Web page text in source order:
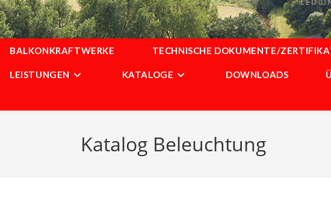
LED
BALKONKRAFTWERKE TECHNISCHE DOKUMENTE/
LEISTUNGEN KATALOGE DOWNLOADS
Katalog Beleuchtung